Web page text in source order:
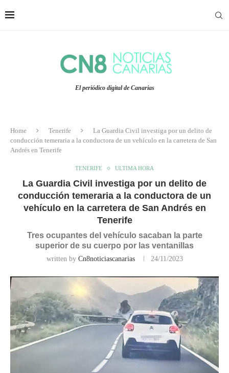
El periódico digital de Canarias
Home Tenerife
La Guardia Civil investiga por un delito de
conducción temeraria a la conductora de un vehículo en la carretera de San
Andrés en Tenerife
TENERIFE ULTIMA HORA
La Guardia Civil investiga por un delito de
conducción temeraria a la conductora de un
vehículo en la carretera de San Andrés en
Tenerife
Tres ocupantes del vehículo sacaban la parte
superior de su cuerpo por las ventanillas
written by Cn8noticiascanarias 24/11/2023